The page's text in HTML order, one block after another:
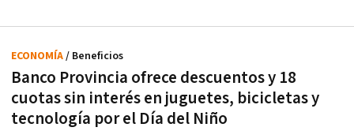
Banco Provincia ofrece descuentos y 18
cuotas sin interés en juguetes, bicicletas y
tecnología por el Día del Niño
ECONOMÍA/ Beneficios